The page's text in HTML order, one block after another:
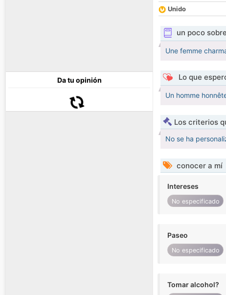
Da tu opinión
Unido
un poco
Une femme
Lo que
Un homme
Los criterios
No se ha
conocer a mí
Intereses
No especificado
Paseo
No especificado
Tomar alcohol?